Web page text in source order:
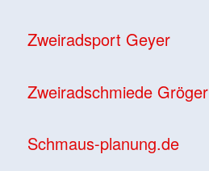
Zweiradsport Geyer
Zweiradschmiede Gröger
Schmaus-planung.de